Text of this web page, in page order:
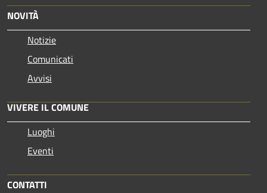
NOVITÀ
Notizie
Comunicati
Avvisi
VIVERE IL COMUNE
Luoghi
Eventi
CONTATTI